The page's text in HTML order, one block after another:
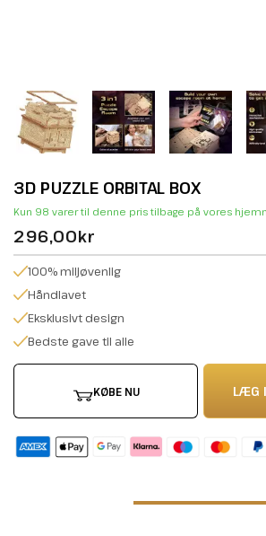
3D PUZZLE ORBITAL BOX
Kun 98 varer til denne pris tilbage på vores
296,00kr
100% miljøvenlig
Håndlavet
Eksklusivt design
Bedste gave til alle
KØBE NU LÆG